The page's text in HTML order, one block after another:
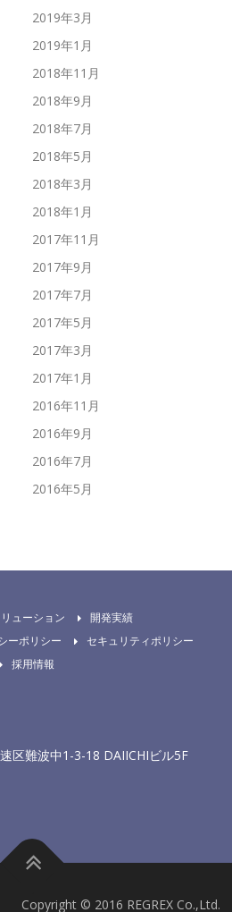
2019年3月
2019年1月
2018年11月
2018年9月
2018年7月
2018年5月
2018年3月
2018年1月
2017年11月
2017年9月
2017年7月
2017年5月
2017年3月
2017年1月
2016年11月
2016年9月
2016年7月
2016年5月
ューション
開発実績
ーポリシー
セキュリティポリシー
採用情報
区難波中1-3-18 DAIICHIビル5F
Copyright © 2016 REGREX Co.,Ltd.